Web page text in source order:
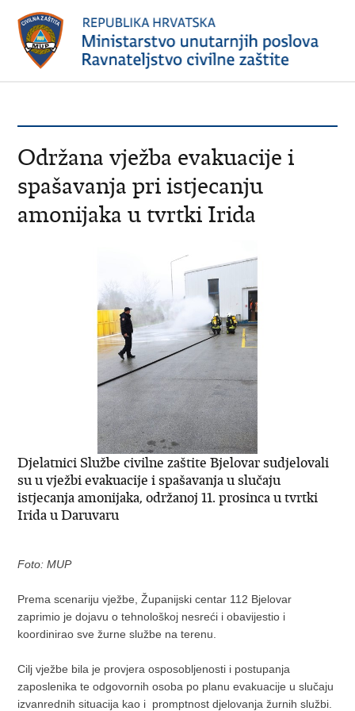
Održana vježba evakuacije i
spašavanja pri istjecanju
amonijaka u tvrtki Irida
Djelatnici Službe civilne zaštite Bjelovar sudjelovali
su u vježbi evakuacije i spašavanja u slučaju
istjecanja amonijaka, održanoj 11. prosinca u tvrtki
Irida u Daruvaru
Foto: MUP
Prema scenariju vježbe, Županijski centar 112 Bjelovar
zaprimio je dojavu o tehnološkoj nesreći i obavijestio i
koordinirao sve žurne službe na terenu.
Cilj vježbe bila je provjera osposobljenosti i postupanja
zaposlenika te odgovornih osoba po planu evakuacije u slučaju
izvanrednih situacija kao i promptnost djelovanja žurnih službi.